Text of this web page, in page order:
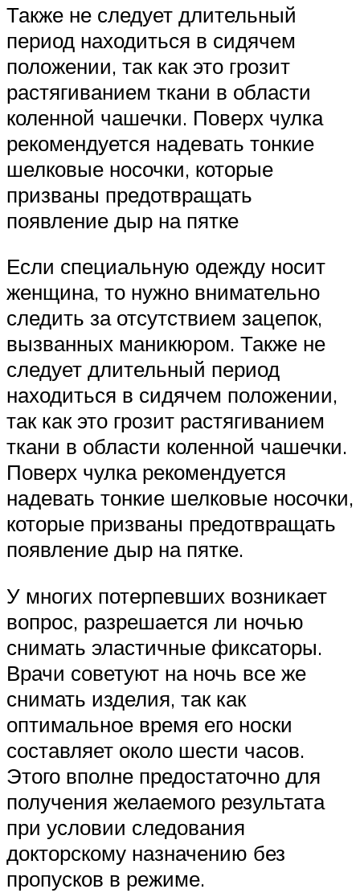
Также не следует длительный
период находиться в сидячем
положении, так как это грозит
растягиванием ткани в области
коленной чашечки. Поверх чулка
рекомендуется надевать тонкие
шелковые носочки, которые
призваны предотвращать
появление дыр на пятке
Если специальную одежду носит
женщина, то нужно внимательно
следить за отсутствием зацепок,
вызванных маникюром. Также не
следует длительный период
находиться в сидячем положении,
так как это грозит растягиванием
ткани в области коленной чашечки.
Поверх чулка рекомендуется
надевать тонкие шелковые носочки,
которые призваны предотвращать
появление дыр на пятке.
У многих потерпевших возникает
вопрос, разрешается ли ночью
снимать эластичные фиксаторы.
Врачи советуют на ночь все же
снимать изделия, так как
оптимальное время его носки
составляет около шести часов.
Этого вполне предостаточно для
получения желаемого результата
при условии следования
докторскому назначению без
пропусков в режиме.